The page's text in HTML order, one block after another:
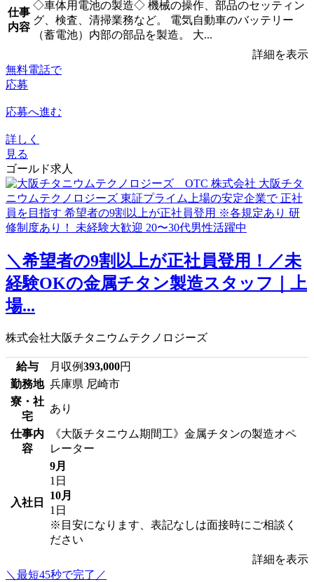
仕事
内容
◇車体用電池の製造◇ 機械の操作、部品のセッティン
グ、検査、清掃業務など。 電気自動車のバッテリー
（蓄電池）内部の部品を製造。 大...
詳細を表示
無料電話で
応募
応募へ進む
詳しく
見る
ゴールド求人
＼希望者の9割以上が正社員登用！／未
経験OKの金属チタン製造スタッフ｜上
場...
株式会社大阪チタニウムテクノロジーズ
給与 月収例393,000円
勤務地 兵庫県 尼崎市
寮・社
宅
あり
仕事内
容
《大阪チタニウム期間工》金属チタンの製造オペ
レーター
入社日
9月
1日
10月
1日
※目安になります、表記なしは面接時にご相談く
ださい
詳細を表示
＼最短45秒で完了／